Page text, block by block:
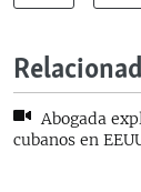
Abogada
cubanos en